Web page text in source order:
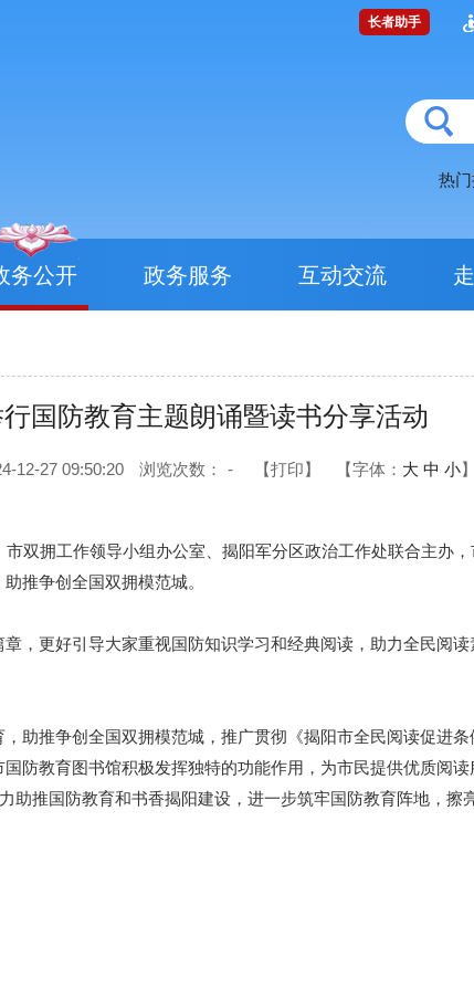
长者助手
热门
务公开 政务服务 互动交流
国防教育主题朗诵暨读书分享活动
12-27 09:50:20 浏览次数： - 【打印】 【字体： 大 中 小】
拥工作领导小组办公室、揭阳军分区政治工作处联合主办
推争创全国双拥模范城。
更好引导大家重视国防知识学习和经典阅读，助力全民阅读
推争创全国双拥模范城，推广贯彻《揭阳市全民阅读促进条
防教育图书馆积极发挥独特的功能作用，为市民提供优质阅
推国防教育和书香揭阳建设，进一步筑牢国防教育阵地，擦亮